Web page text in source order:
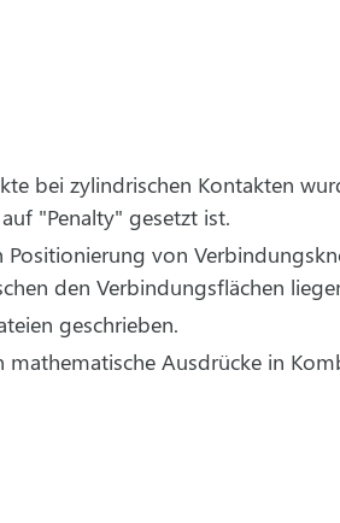
bei zylindrischen Kontakten
"Penalty" gesetzt ist.
von
den Verbindungsflächen
geschrieben.
Ausdrücke in